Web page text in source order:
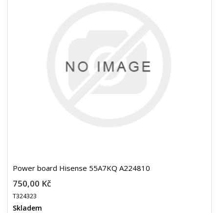
Power board Hisense 55A7KQ A224810
750,00 Kč
T324323
Skladem